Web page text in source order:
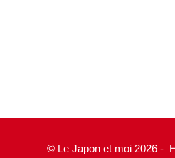
© Le Japon et moi 2026 -